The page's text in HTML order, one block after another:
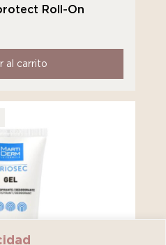
Roll-On
al carrito